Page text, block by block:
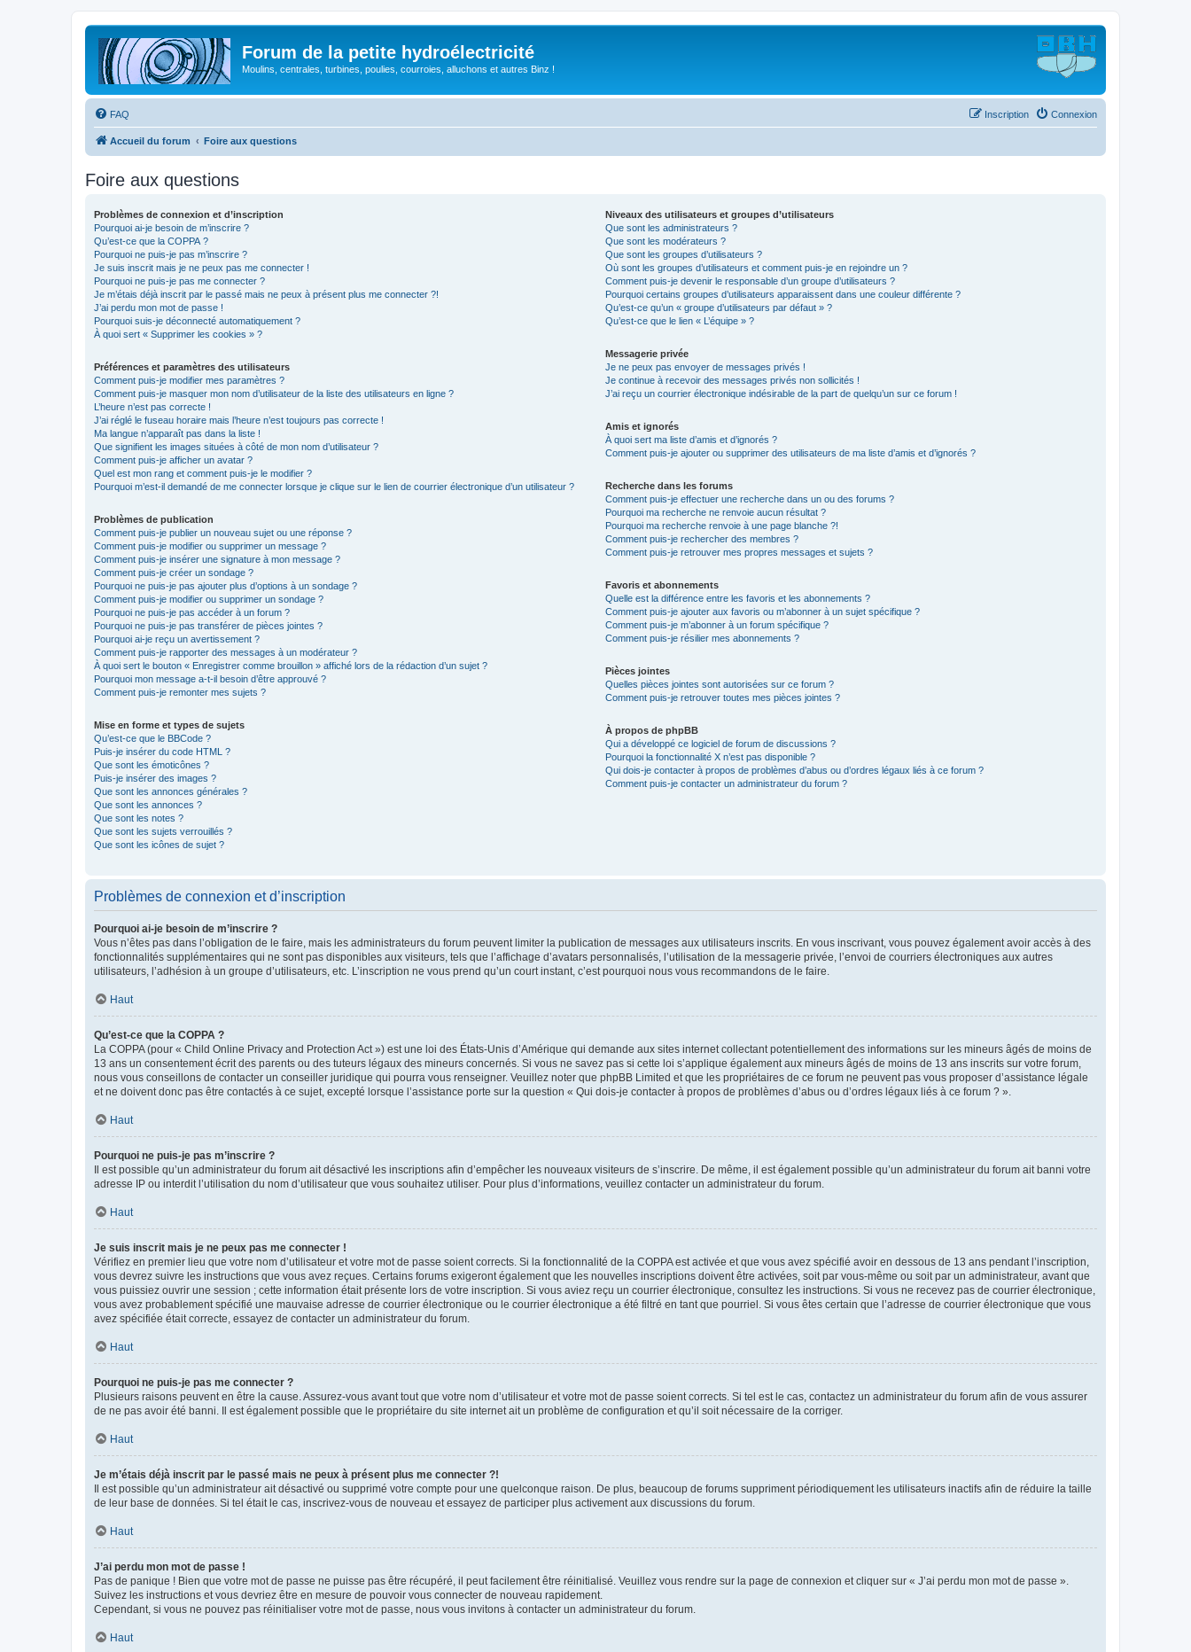
Forum de la petite hydroélectricité
Moulins, centrales, turbines, poulies, courroies, alluchons et autres Binz !
FAQ Connexion
Inscription
Accueil du forum Foire aux questions
Foire aux questions
Problèmes de connexion et d’inscription
Pourquoi ai-je besoin de m’inscrire ?
Qu’est-ce que la COPPA ?
Pourquoi ne puis-je pas m’inscrire ?
Je suis inscrit mais je ne peux pas me connecter !
Pourquoi ne puis-je pas me connecter ?
Je m’étais déjà inscrit par le passé mais ne peux à présent plus me connecter ?!
J’ai perdu mon mot de passe !
Pourquoi suis-je déconnecté automatiquement ?
À quoi sert « Supprimer les cookies » ?
Préférences et paramètres des utilisateurs
Comment puis-je modifier mes paramètres ?
Comment puis-je masquer mon nom d’utilisateur de la liste des utilisateurs en ligne ?
L’heure n’est pas correcte !
J’ai réglé le fuseau horaire mais l’heure n’est toujours pas correcte !
Ma langue n’apparaît pas dans la liste !
Que signifient les images situées à côté de mon nom d’utilisateur ?
Comment puis-je afficher un avatar ?
Quel est mon rang et comment puis-je le modifier ?
Pourquoi m’est-il demandé de me connecter lorsque je clique sur le lien de courrier électronique d’un utilisateur ?
Problèmes de publication
Comment puis-je publier un nouveau sujet ou une réponse ?
Comment puis-je modifier ou supprimer un message ?
Comment puis-je insérer une signature à mon message ?
Comment puis-je créer un sondage ?
Pourquoi ne puis-je pas ajouter plus d’options à un sondage ?
Comment puis-je modifier ou supprimer un sondage ?
Pourquoi ne puis-je pas accéder à un forum ?
Pourquoi ne puis-je pas transférer de pièces jointes ?
Pourquoi ai-je reçu un avertissement ?
Comment puis-je rapporter des messages à un modérateur ?
À quoi sert le bouton « Enregistrer comme brouillon » affiché lors de la rédaction d’un sujet ?
Pourquoi mon message a-t-il besoin d’être approuvé ?
Comment puis-je remonter mes sujets ?
Mise en forme et types de sujets
Qu’est-ce que le BBCode ?
Puis-je insérer du code HTML ?
Que sont les émoticônes ?
Puis-je insérer des images ?
Que sont les annonces générales ?
Que sont les annonces ?
Que sont les notes ?
Que sont les sujets verrouillés ?
Que sont les icônes de sujet ?
Niveaux des utilisateurs et groupes d’utilisateurs
Que sont les administrateurs ?
Que sont les modérateurs ?
Que sont les groupes d’utilisateurs ?
Où sont les groupes d’utilisateurs et comment puis-je en rejoindre un ?
Comment puis-je devenir le responsable d’un groupe d’utilisateurs ?
Pourquoi certains groupes d’utilisateurs apparaissent dans une couleur différente ?
Qu’est-ce qu’un « groupe d’utilisateurs par défaut » ?
Qu’est-ce que le lien « L’équipe » ?
Messagerie privée
Je ne peux pas envoyer de messages privés !
Je continue à recevoir des messages privés non sollicités !
J’ai reçu un courrier électronique indésirable de la part de quelqu’un sur ce forum !
Amis et ignorés
À quoi sert ma liste d’amis et d’ignorés ?
Comment puis-je ajouter ou supprimer des utilisateurs de ma liste d’amis et d’ignorés ?
Recherche dans les forums
Comment puis-je effectuer une recherche dans un ou des forums ?
Pourquoi ma recherche ne renvoie aucun résultat ?
Pourquoi ma recherche renvoie à une page blanche ?!
Comment puis-je rechercher des membres ?
Comment puis-je retrouver mes propres messages et sujets ?
Favoris et abonnements
Quelle est la différence entre les favoris et les abonnements ?
Comment puis-je ajouter aux favoris ou m’abonner à un sujet spécifique ?
Comment puis-je m’abonner à un forum spécifique ?
Comment puis-je résilier mes abonnements ?
Pièces jointes
Quelles pièces jointes sont autorisées sur ce forum ?
Comment puis-je retrouver toutes mes pièces jointes ?
À propos de phpBB
Qui a développé ce logiciel de forum de discussions ?
Pourquoi la fonctionnalité X n’est pas disponible ?
Qui dois-je contacter à propos de problèmes d’abus ou d’ordres légaux liés à ce forum ?
Comment puis-je contacter un administrateur du forum ?
Problèmes de connexion et d’inscription
Pourquoi ai-je besoin de m’inscrire ?
Vous n’êtes pas dans l’obligation de le faire, mais les administrateurs du forum peuvent limiter la publication de messages aux utilisateurs inscrits. En vous inscrivant, vous pouvez également avoir accès à des
fonctionnalités supplémentaires qui ne sont pas disponibles aux visiteurs, tels que l’affichage d’avatars personnalisés, l’utilisation de la messagerie privée, l’envoi de courriers électroniques aux autres
utilisateurs, l’adhésion à un groupe d’utilisateurs, etc. L’inscription ne vous prend qu’un court instant, c’est pourquoi nous vous recommandons de le faire.
Haut
Qu’est-ce que la COPPA ?
La COPPA (pour « Child Online Privacy and Protection Act ») est une loi des États-Unis d’Amérique qui demande aux sites internet collectant potentiellement des informations sur les mineurs âgés de moins de
13 ans un consentement écrit des parents ou des tuteurs légaux des mineurs concernés. Si vous ne savez pas si cette loi s’applique également aux mineurs âgés de moins de 13 ans inscrits sur votre forum,
nous vous conseillons de contacter un conseiller juridique qui pourra vous renseigner. Veuillez noter que phpBB Limited et que les propriétaires de ce forum ne peuvent pas vous proposer d’assistance légale
et ne doivent donc pas être contactés à ce sujet, excepté lorsque l’assistance porte sur la question « Qui dois-je contacter à propos de problèmes d’abus ou d’ordres légaux liés à ce forum ? ».
Haut
Pourquoi ne puis-je pas m’inscrire ?
Il est possible qu’un administrateur du forum ait désactivé les inscriptions afin d’empêcher les nouveaux visiteurs de s’inscrire. De même, il est également possible qu’un administrateur du forum ait banni votre
adresse IP ou interdit l’utilisation du nom d’utilisateur que vous souhaitez utiliser. Pour plus d’informations, veuillez contacter un administrateur du forum.
Haut
Je suis inscrit mais je ne peux pas me connecter !
Vérifiez en premier lieu que votre nom d’utilisateur et votre mot de passe soient corrects. Si la fonctionnalité de la COPPA est activée et que vous avez spécifié avoir en dessous de 13 ans pendant l’inscription,
vous devrez suivre les instructions que vous avez reçues. Certains forums exigeront également que les nouvelles inscriptions doivent être activées, soit par vous-même ou soit par un administrateur, avant que
vous puissiez ouvrir une session ; cette information était présente lors de votre inscription. Si vous aviez reçu un courrier électronique, consultez les instructions. Si vous ne recevez pas de courrier électronique,
vous avez probablement spécifié une mauvaise adresse de courrier électronique ou le courrier électronique a été filtré en tant que pourriel. Si vous êtes certain que l’adresse de courrier électronique que vous
avez spécifiée était correcte, essayez de contacter un administrateur du forum.
Haut
Pourquoi ne puis-je pas me connecter ?
Plusieurs raisons peuvent en être la cause. Assurez-vous avant tout que votre nom d’utilisateur et votre mot de passe soient corrects. Si tel est le cas, contactez un administrateur du forum afin de vous assurer
de ne pas avoir été banni. Il est également possible que le propriétaire du site internet ait un problème de configuration et qu’il soit nécessaire de la corriger.
Haut
Je m’étais déjà inscrit par le passé mais ne peux à présent plus me connecter ?!
Il est possible qu’un administrateur ait désactivé ou supprimé votre compte pour une quelconque raison. De plus, beaucoup de forums suppriment périodiquement les utilisateurs inactifs afin de réduire la taille
de leur base de données. Si tel était le cas, inscrivez-vous de nouveau et essayez de participer plus activement aux discussions du forum.
Haut
J’ai perdu mon mot de passe !
Pas de panique ! Bien que votre mot de passe ne puisse pas être récupéré, il peut facilement être réinitialisé. Veuillez vous rendre sur la page de connexion et cliquer sur « J’ai perdu mon mot de passe ».
Suivez les instructions et vous devriez être en mesure de pouvoir vous connecter de nouveau rapidement.
Cependant, si vous ne pouvez pas réinitialiser votre mot de passe, nous vous invitons à contacter un administrateur du forum.
Haut